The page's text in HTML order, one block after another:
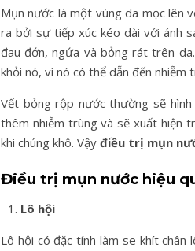
Mụn nước là một vùng da mọc lên
ra bởi sự tiếp xúc kéo dài với ánh
đau đớn, ngứa và bỏng rát trên
khỏi nó, vì nó có thể dẫn đến nhiễm
Vết bỏng rộp nước thường sẽ
thêm nhiễm trùng và sẽ xuất hiện
khi chúng khô. Vậy điều trị mụn
Điều trị mụn nước hiệu
Lô hội
Lô hội có đặc tính làm se khít